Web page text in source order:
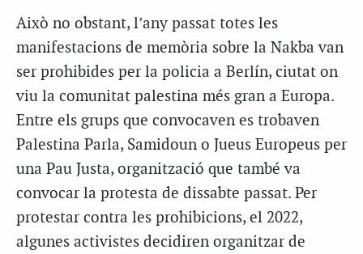
Això no obstant, l’any passat totes les
manifestacions de memòria sobre la Nakba van
ser prohibides per la policia a Berlín, ciutat on
viu la comunitat palestina més gran a Europa.
Entre els grups que convocaven es trobaven
Palestina Parla, Samidoun o Jueus Europeus per
una Pau Justa, organització que també va
convocar la protesta de dissabte passat. Per
protestar contra les prohibicions, el 2022,
algunes activistes decidiren organitzar de